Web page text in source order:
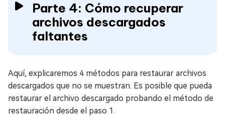
Parte 4: Cómo recuperar
archivos descargados
faltantes
Aquí, explicaremos 4 métodos para restaurar archivos
descargados que no se muestran. Es posible que pueda
restaurar el archivo descargado probando el método de
restauración desde el paso 1.